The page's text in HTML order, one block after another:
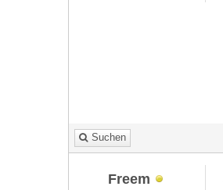
Suchen
Freem